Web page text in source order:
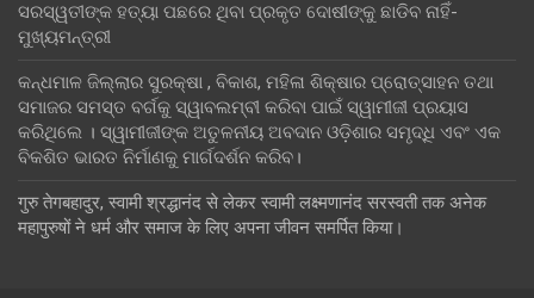
ସରସ୍ୱତୀଙ୍କ ହତ୍ୟା ପଛରେ ଥିବା ପ୍ରକୃତ ଦୋଷୀଙ୍କୁ ଛାଡିବ ନାହିଁ-
ମୁଖ୍ୟମନ୍ତ୍ରୀ
କନ୍ଧମାଳ ଜିଲ୍ଲାର ସୁରକ୍ଷା , ବିକାଶ, ମହିଳା ଶିକ୍ଷାର ପ୍ରୋତ୍ସାହନ ତଥା
ସମାଜର ସମସ୍ତ ବର୍ଗକୁ ସ୍ୱାବଲମ୍ବୀ କରିବା ପାଇଁ ସ୍ୱାମୀଜୀ ପ୍ରୟାସ
କରିଥିଲେ । ସ୍ୱାମୀଜୀଙ୍କ ଅତୁଳନୀୟ ଅବଦାନ ଓଡ଼ିଶାର ସମୃଦ୍ଧି ଏବଂ ଏକ
ବିକଶିତ ଭାରତ ନିର୍ମାଣକୁ ମାର୍ଗଦର୍ଶନ କରିବ।
गुरु तेगबहादुर, स्वामी श्रद्धानंद से लेकर स्वामी लक्ष्मणानंद सरस्वती तक अनेक
महापुरुषों ने धर्म और समाज के लिए अपना जीवन समर्पित किया।